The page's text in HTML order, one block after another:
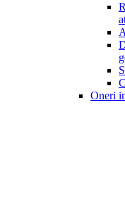
Oneri